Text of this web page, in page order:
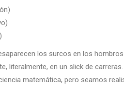
los surcos en los
literalmente, en un slick de
matemática, pero seamos